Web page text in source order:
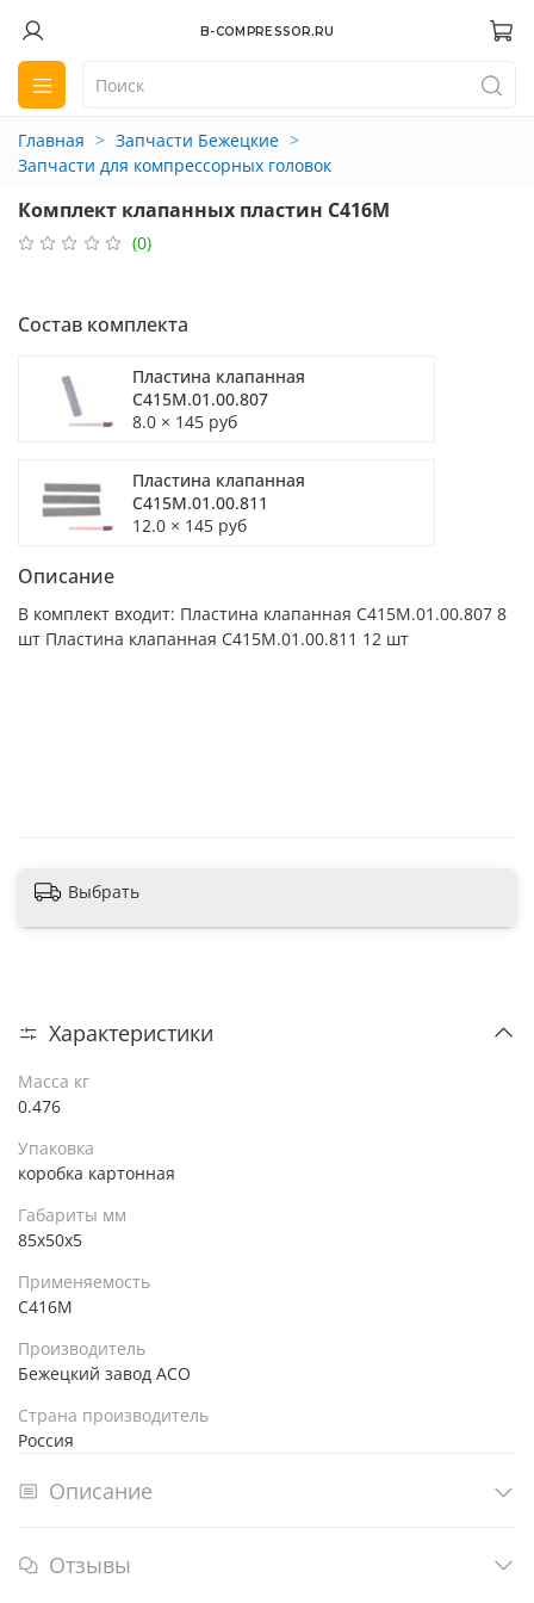
B-COMPRESSOR.RU
Главная
Запчасти Бежецкие
Запчасти для компрессорных головок
Комплект клапанных пластин С416М
(0)
Состав комплекта
Пластина клапанная
С415М.01.00.807
8.0 × 145 руб
Пластина клапанная
С415М.01.00.811
12.0 × 145 руб
Описание
В комплект входит: Пластина клапанная С415М.01.00.807 8
шт Пластина клапанная С415М.01.00.811 12 шт
Выбрать
Характеристики
Масса кг
0.476
Упаковка
коробка картонная
Габариты мм
85х50х5
Применяемость
С416М
Производитель
Бежецкий завод АСО
Страна производитель
Россия
Описание
Отзывы